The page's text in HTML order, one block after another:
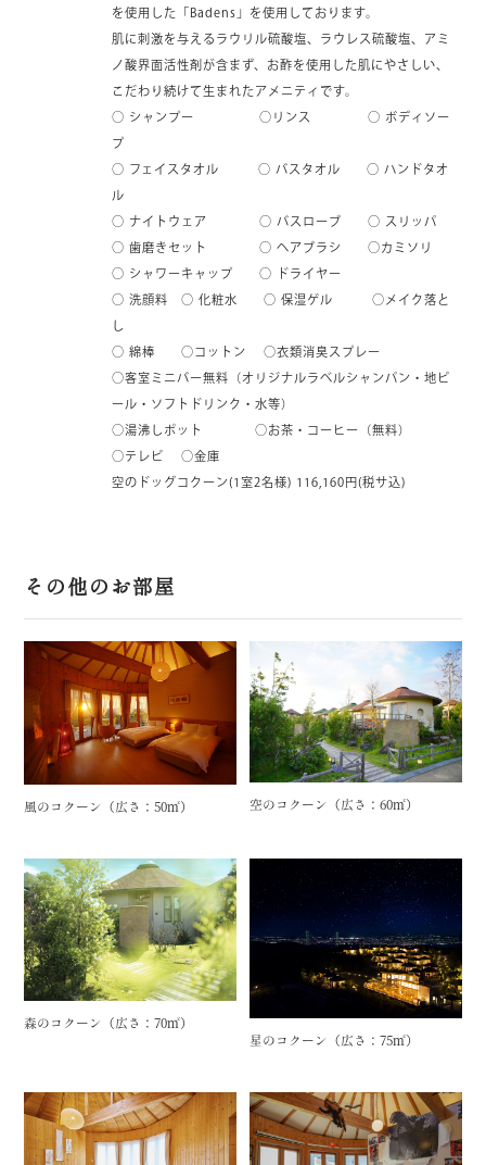
を使用した「Badens」を使用しております。
肌に刺激を与えるラウリル硫酸塩、ラウレス硫酸塩、アミ
ノ酸界面活性剤が含まず、お酢を使用した肌にやさしい、
こだわり続けて生まれたアメニティです。
○ シャンプー ○リンス ○ ボディソー
プ
○ フェイスタオル ○ バスタオル ○ ハンドタオ
ル
○ ナイトウェア ○ バスローブ ○ スリッパ
○ 歯磨きセット ○ ヘアブラシ ○カミソリ
○ シャワーキャップ ○ ドライヤー
○ 洗顔料 ○ 化粧水 ○ 保湿ゲル ○メイク落と
し
○ 綿棒 ○コットン ○衣類消臭スプレー
○客室ミニバー無料（オリジナルラベルシャンパン・地ビ
ール・ソフトドリンク・水等）
○湯沸しポット ○お茶・コーヒー（無料）
○テレビ ○金庫
空のドッグコクーン(1室2名様) 116,160円(税サ込)
その他のお部屋
風のコクーン（広さ：50㎡） 空のコクーン（広さ：60㎡）
森のコクーン（広さ：70㎡）
星のコクーン（広さ：75㎡）